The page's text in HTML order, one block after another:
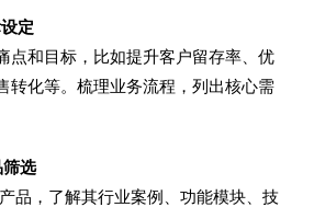
定
点和目标，比如提升客户留存率、优
转化等。梳理业务流程，列出核心需
筛选
品，了解其行业案例、功能模块、技